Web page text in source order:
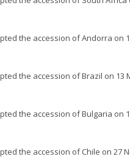
the accession of Andorra on
the accession of Brazil on 13
the accession of Bulgaria on
the accession of Chile on 27